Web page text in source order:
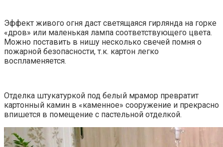
Эффект живого огня даст светящаяся гирлянда на горке
«дров» или маленькая лампа соответствующего цвета.
Можно поставить в нишу несколько свечей помня о
пожарной безопасности, т.к. картон легко
воспламеняется.
Отделка штукатуркой под белый мрамор превратит
картонный камин в «каменное» сооружение и прекрасно
впишется в помещение с пастельной отделкой.